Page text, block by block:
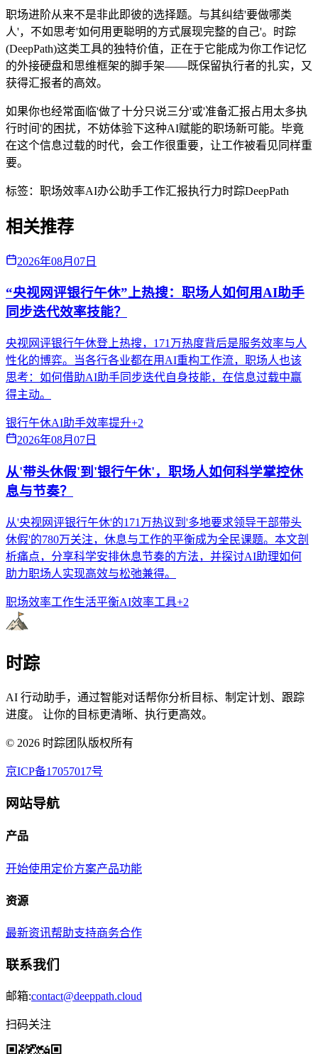
职场进阶从来不是非此即彼的选择题。与其纠结'要做哪类
人'，不如思考'如何用更聪明的方式展现完整的自己'。时踪
(DeepPath)这类工具的独特价值，正在于它能成为你工作记忆
的外接硬盘和思维框架的脚手架——既保留执行者的扎实，又
获得汇报者的高效。
如果你也经常面临'做了十分只说三分'或'准备汇报占用太多执
行时间'的困扰，不妨体验下这种AI赋能的职场新可能。毕竟
在这个信息过载的时代，会工作很重要，让工作被看见同样重
要。
标签： 职场效率AI办公助手工作汇报执行力时踪DeepPath
相关推荐
2026年08月07日
“央视网评银行午休”上热搜：职场人如何用AI助手
同步迭代效率技能？
央视网评银行午休登上热搜，171万热度背后是服务效率与人
性化的博弈。当各行各业都在用AI重构工作流，职场人也该
思考：如何借助AI助手同步迭代自身技能，在信息过载中赢
得主动。
银行午休AI助手效率提升+2
2026年08月07日
从'带头休假'到'银行午休'，职场人如何科学掌控休
息与节奏？
从'央视网评银行午休'的171万热议到'多地要求领导干部带头
休假'的780万关注，休息与工作的平衡成为全民课题。本文剖
析痛点，分享科学安排休息节奏的方法，并探讨AI助理如何
助力职场人实现高效与松弛兼得。
职场效率工作生活平衡AI效率工具+2
时踪
AI 行动助手，通过智能对话帮你分析目标、制定计划、跟踪
进度。 让你的目标更清晰、执行更高效。
© 2026 时踪团队版权所有
京ICP备17057017号
网站导航
产品
开始使用 定价方案产品功能
资源
最新资讯帮助支持商务合作
联系我们
邮箱:contact@deeppath.cloud
扫码关注